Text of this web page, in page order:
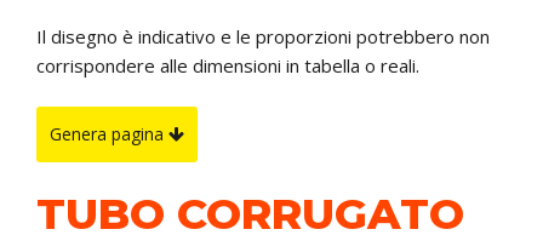
Il disegno è indicativo e le proporzioni potrebbero non
corrispondere alle dimensioni in tabella o reali.
Genera pagina
TUBO CORRUGATO